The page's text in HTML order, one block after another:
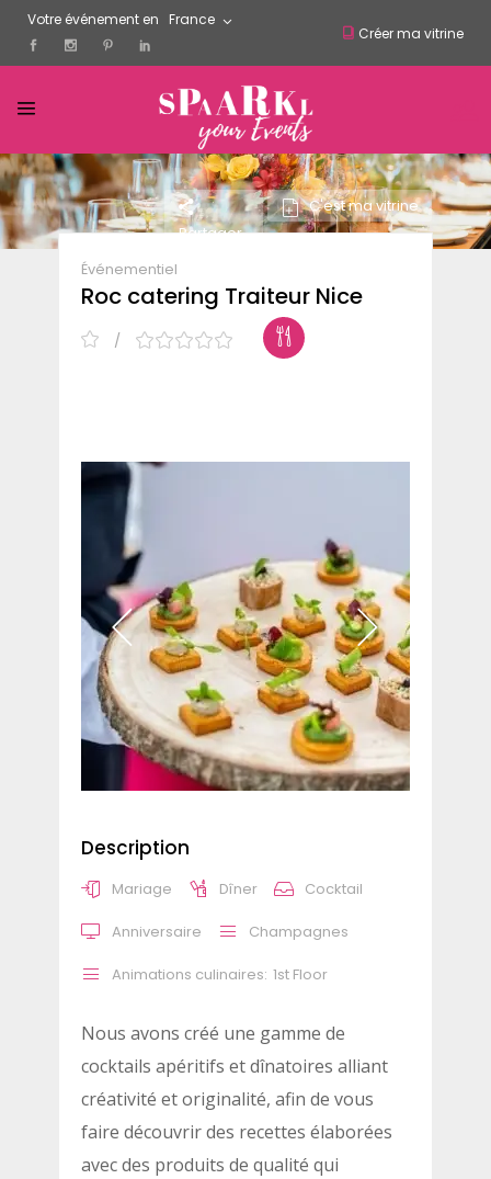
Votre événement en France
Créer ma vitrine
Partager
C'est ma vitrine
Événementiel
Roc catering Traiteur Nice
Description
Mariage Dîner Cocktail
Anniversaire Champagnes
Animations culinaires: 1st Floor
Nous avons créé une gamme de
cocktails apéritifs et dînatoires alliant
créativité et originalité, afin de vous
faire découvrir des recettes élaborées
avec des produits de qualité qui